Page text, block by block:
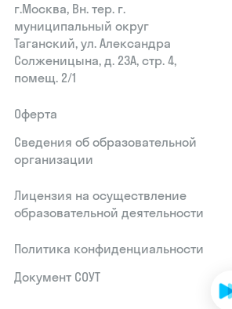
г.Москва, Вн. тер. г.
муниципальный округ
Таганский, ул. Александра
Солженицына, д. 23А, стр. 4,
помещ. 2/1
Оферта
Сведения об образовательной
организации
Лицензия на осуществление
образовательной деятельности
Политика конфиденциальности
Документ СОУТ